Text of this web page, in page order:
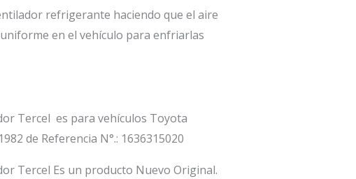
refrigerante haciendo que el aire
en el vehículo para enfriarlas
Tercel es para vehículos Toyota
de Referencia N°.: 1636315020
Tercel Es un producto Nuevo Original.